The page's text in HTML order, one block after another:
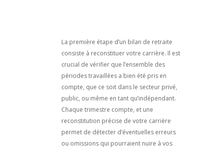
La première étape d’un bilan de retraite
consiste à reconstituer votre carrière. Il est
crucial de vérifier que l’ensemble des
périodes travaillées a bien été pris en
compte, que ce soit dans le secteur privé,
public, ou même en tant qu’indépendant.
Chaque trimestre compte, et une
reconstitution précise de votre carrière
permet de détecter d’éventuelles erreurs
ou omissions qui pourraient nuire à vos